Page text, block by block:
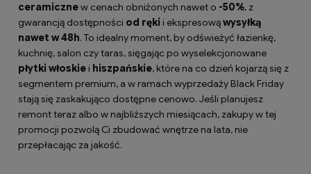
ceramicznew cenach obniżonych nawet o -50%, z
gwarancją dostępności od ręki i ekspresowąwysyłką
nawet w 48h. To idealny moment, by odświeżyć łazienkę,
kuchnię, salon czy taras, sięgając po wyselekcjonowane
płytki włoskie i hiszpańskie, które na co dzień kojarzą się z
segmentem premium, a w ramach wyprzedaży Black Friday
stają się zaskakująco dostępne cenowo. Jeśli planujesz
remont teraz albo w najbliższych miesiącach, zakupy w tej
promocji pozwolą Ci zbudować wnętrze na lata, nie
przepłacając za jakość.